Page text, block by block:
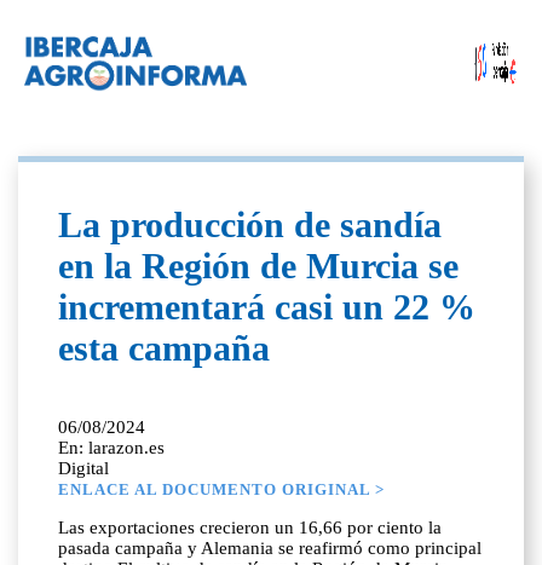
La producción de sandía
en la Región de Murcia se
incrementará casi un 22 %
esta campaña
06/08/2024
En: larazon.es
Digital
ENLACE AL DOCUMENTO ORIGINAL >
Las exportaciones crecieron un 16,66 por ciento la
pasada campaña y Alemania se reafirmó como principal